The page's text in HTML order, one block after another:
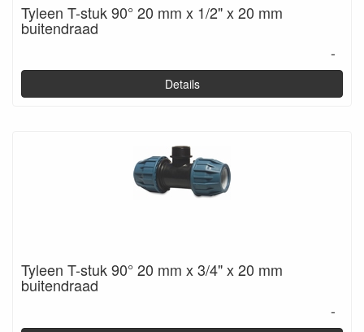
Tyleen T-stuk 90° 20 mm x 1/2" x 20 mm
buitendraad
-
Details
Tyleen T-stuk 90° 20 mm x 3/4" x 20 mm
buitendraad
-